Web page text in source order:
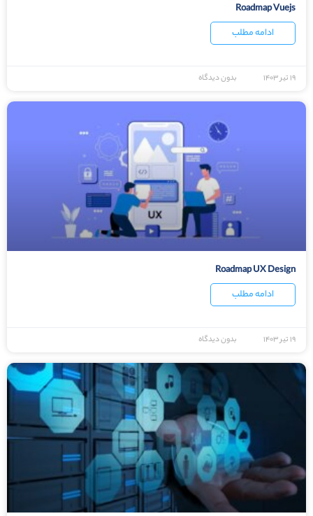
Roadmap Vuejs
ادامه مطلب
۱۹ تیر ۱۴۰۳ بدون دیدگاه
Roadmap UX Design
ادامه مطلب
۱۹ تیر ۱۴۰۳ بدون دیدگاه